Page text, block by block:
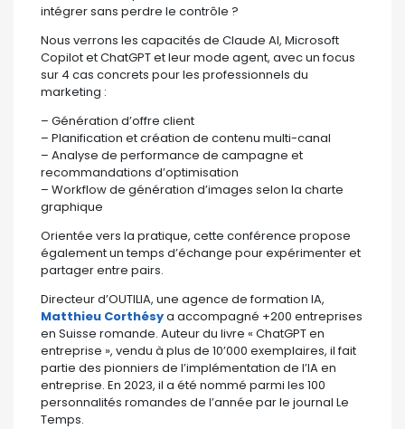
intégrer sans perdre le contrôle ?
Nous verrons les capacités de Claude AI, Microsoft
Copilot et ChatGPT et leur mode agent, avec un focus
sur 4 cas concrets pour les professionnels du
marketing :
– Génération d’offre client
– Planification et création de contenu multi-canal
– Analyse de performance de campagne et
recommandations d’optimisation
– Workflow de génération d’images selon la charte
graphique
Orientée vers la pratique, cette conférence propose
également un temps d’échange pour expérimenter et
partager entre pairs.
Directeur d’OUTILIA, une agence de formation IA,
Matthieu Corthésya accompagné +200 entreprises
en Suisse romande. Auteur du livre « ChatGPT en
entreprise », vendu à plus de 10’000 exemplaires, il fait
partie des pionniers de l’implémentation de l’IA en
entreprise. En 2023, il a été nommé parmi les 100
personnalités romandes de l’année par le journal Le
Temps.